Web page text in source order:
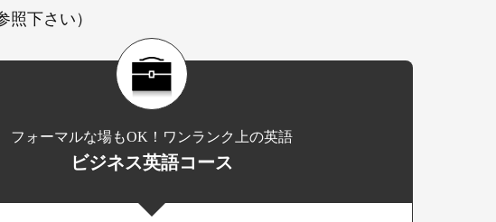
下さい）
フォーマルな場もOK！ワンランク上の英語
ビジネス英語コース